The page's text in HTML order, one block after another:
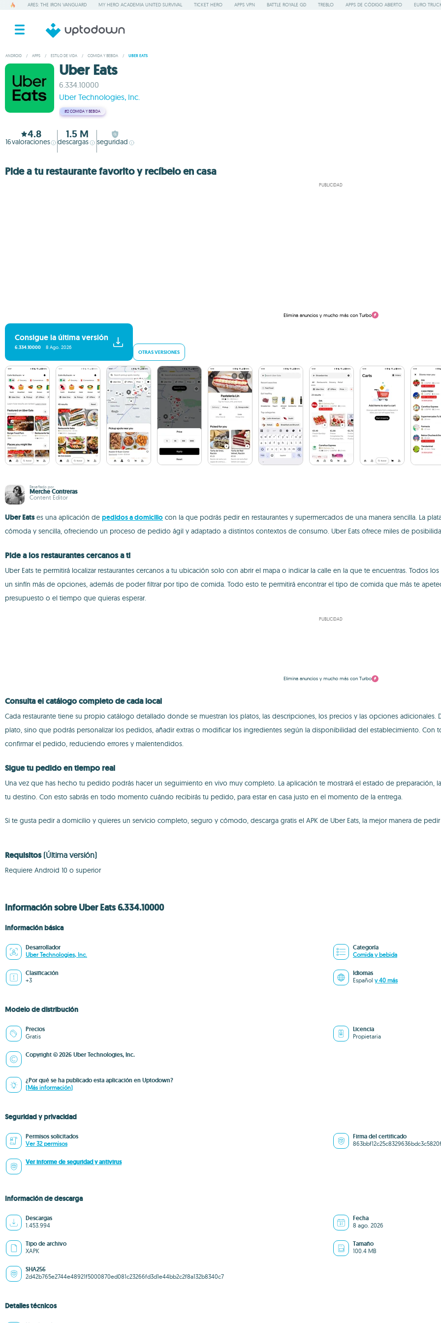
ARES: THE IRON VANGUARD MY HERO ACADEMIA UNITED SURVIVAL TICKET HERO APPS VPN BATTLE ROYALE GD TREBLO APPS DE CÓDIGO ABIERTO EURO
ANDROID / APPS / ESTILO DE VIDA / COMIDA Y BEBIDA / UBER EATS
Uber Eats
6.334.10000
Uber Technologies, Inc.
#2 COMIDA Y BEBIDA
4.8
16valoraciones
1.5 M
descargas seguridad
Pide a tu restaurante favorito y recíbelo en casa
PUBLICIDAD
Elimina anuncios y mucho más con Turbo
Consigue la última versión
6.334.10000 8 Ago. 2026
OTRAS VERSIONES
Reseñado por
Merche Contreras
Content Editor
Uber Eatses una aplicación de pedidos a domicilio con la que podrás pedir en restaurantes y supermercados de una manera sencilla. La
cómoda y sencilla, ofreciendo un proceso de pedido ágil y adaptado a distintos contextos de consumo. Uber Eats ofrece miles de
Pide a los restaurantes cercanos a ti
Uber Eats te permitirá localizar restaurantes cercanos a tu ubicación solo con abrir el mapa o indicar la calle en la que te encuentras. Todos
un sinfín más de opciones, además de poder filtrar por tipo de comida. Todo esto te permitirá encontrar el tipo de comida que más te
presupuesto o el tiempo que quieras esperar.
PUBLICIDAD
Elimina anuncios y mucho más con Turbo
Consulta el catálogo completo de cada local
Cada restaurante tiene su propio catálogo detallado donde se muestran los platos, las descripciones, los precios y las opciones
plato, sino que podrás personalizar los pedidos, añadir extras o modificar los ingredientes según la disponibilidad del establecimiento.
confirmar el pedido, reduciendo errores y malentendidos.
Sigue tu pedido en tiempo real
Una vez que has hecho tu pedido podrás hacer un seguimiento en vivo muy completo. La aplicación te mostrará el estado de
tu destino. Con esto sabrás en todo momento cuándo recibirás tu pedido, para estar en casa justo en el momento de la entrega.
Si te gusta pedir a domicilio y quieres un servicio completo, seguro y cómodo, descarga gratis el APK de Uber Eats, la mejor manera de
Requisitos (Última versión)
Requiere Android 10 o superior
Información sobre Uber Eats 6.334.10000
Información básica
Desarrollador
Uber Technologies, Inc.
Categoría
Comida y bebida
Clasificación
+3
Idiomas
Español y 40 más
Modelo de distribución
Precios
Gratis
Licencia
Propietaria
Copyright © 2026 Uber Technologies, Inc.
¿Por qué se ha publicado esta aplicación en Uptodown?
(Más información)
Seguridad y privacidad
Permisos solicitados
Ver 32 permisos
Firma del certificado
Ver informe de seguridad y antivirus
Información de descarga
Descargas
1.453.994
Fecha
8 ago. 2026
Tipo de archivo
XAPK
Tamaño
100.4 MB
SHA256
2d42b765e2744e48921f5000870ed081c23266fd3d1e44bb2c2f8a132b8340c7
Detalles técnicos